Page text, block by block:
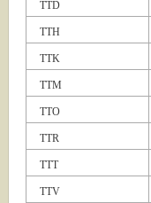
TTD
TTH
TTK
TTM
TTO
TTR
TTT
TTV